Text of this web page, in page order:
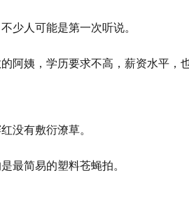
少人可能是第一次听说。
阿姨，学历要求不高，薪资水平，
没有敷衍潦草。
最简易的塑料苍蝇拍。